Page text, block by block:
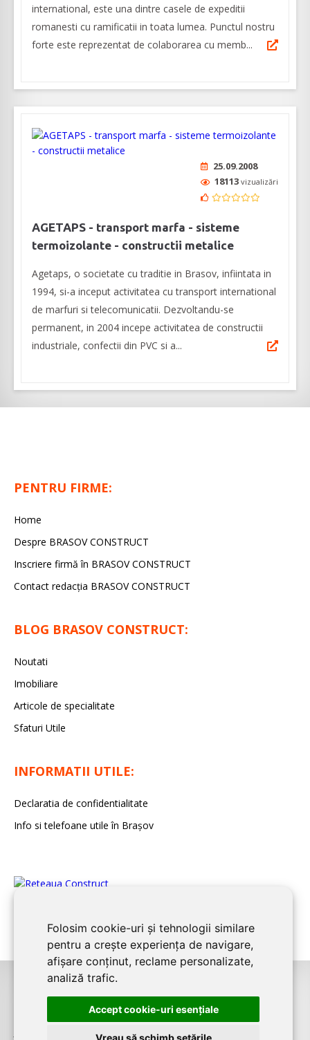
Folosim cookie-uri și tehnologii similare
pentru a crește experiența de navigare,
afișare conținut, reclame personalizate,
analiză trafic.
Accept cookie-uri esenţiale
Vreau să schimb setările
international, este una dintre casele de expeditii
romanesti cu ramificatii in toata lumea. Punctul nostru
forte este reprezentat de colaborarea cu memb...
25.09.2008
18113 vizualizări
AGETAPS - transport marfa - sisteme
termoizolante - constructii metalice
Agetaps, o societate cu traditie in Brasov, infiintata in
1994, si-a inceput activitatea cu transport international
de marfuri si telecomunicatii. Dezvoltandu-se
permanent, in 2004 incepe activitatea de constructii
industriale, confectii din PVC si a...
PENTRU FIRME:
Home
Despre BRASOV CONSTRUCT
Inscriere firmă în BRASOV CONSTRUCT
Contact redacţia BRASOV CONSTRUCT
BLOG BRASOV CONSTRUCT:
Noutati
Imobiliare
Articole de specialitate
Sfaturi Utile
INFORMATII UTILE:
Declaratia de confidentialitate
Info si telefoane utile în Braşov
©2008-2026BRASOV CONSTRUCTeste un serviciu de promovare online
pentru firme. Proiect digital dezvoltat deLIVE COMMUNICATIONS SRL
J12/4191/2006, RO19492087, Cap.Soc. 5000 LEI